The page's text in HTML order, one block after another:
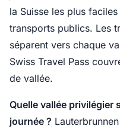
la Suisse les plus
transports publics. Les
séparent vers chaque
Swiss Travel Pass
de vallée.
Quelle vallée privilégier
journée ?